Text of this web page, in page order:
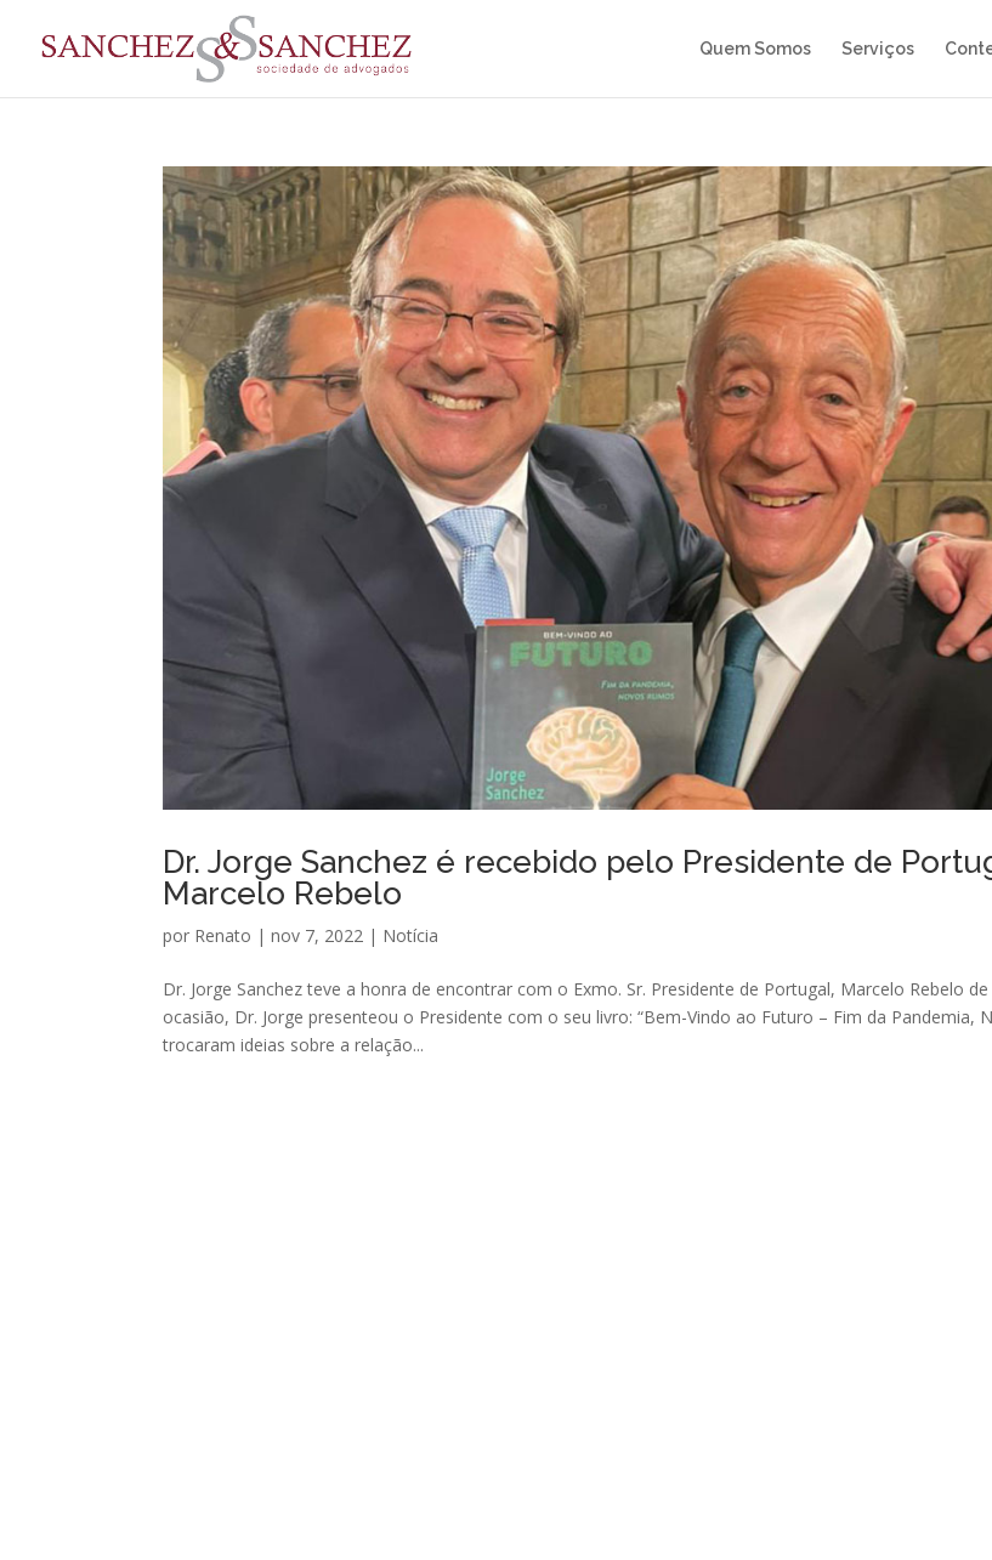
Quem Somos Serviços
Dr. Jorge Sanchez é recebido pelo Presidente de
Marcelo Rebelo
por Renato |nov 7, 2022 | Notícia
Dr. Jorge Sanchez teve a honra de encontrar com o Exmo. Sr. Presidente de Portugal, Marcelo Rebelo de
ocasião, Dr. Jorge presenteou o Presidente com o seu livro: “Bem-Vindo ao Futuro – Fim da Pandemia,
trocaram ideias sobre a relação...